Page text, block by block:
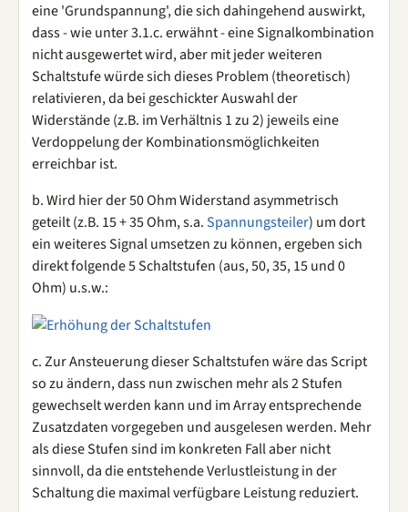
eine 'Grundspannung', die sich dahingehend auswirkt,
dass - wie unter 3.1.c. erwähnt - eine Signalkombination
nicht ausgewertet wird, aber mit jeder weiteren
Schaltstufe würde sich dieses Problem (theoretisch)
relativieren, da bei geschickter Auswahl der
Widerstände (z.B. im Verhältnis 1 zu 2) jeweils eine
Verdoppelung der Kombinationsmöglichkeiten
erreichbar ist.
b. Wird hier der 50 Ohm Widerstand asymmetrisch
geteilt (z.B. 15 + 35 Ohm, s.a.Spannungsteiler) um dort
ein weiteres Signal umsetzen zu können, ergeben sich
direkt folgende 5 Schaltstufen (aus, 50, 35, 15 und 0
Ohm) u.s.w.:
c. Zur Ansteuerung dieser Schaltstufen wäre das Script
so zu ändern, dass nun zwischen mehr als 2 Stufen
gewechselt werden kann und im Array entsprechende
Zusatzdaten vorgegeben und ausgelesen werden. Mehr
als diese Stufen sind im konkreten Fall aber nicht
sinnvoll, da die entstehende Verlustleistung in der
Schaltung die maximal verfügbare Leistung reduziert.